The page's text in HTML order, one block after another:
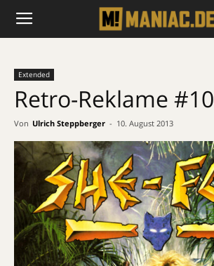
Extended
Retro-Reklame #10
Von Ulrich Steppberger - 10. August 2013